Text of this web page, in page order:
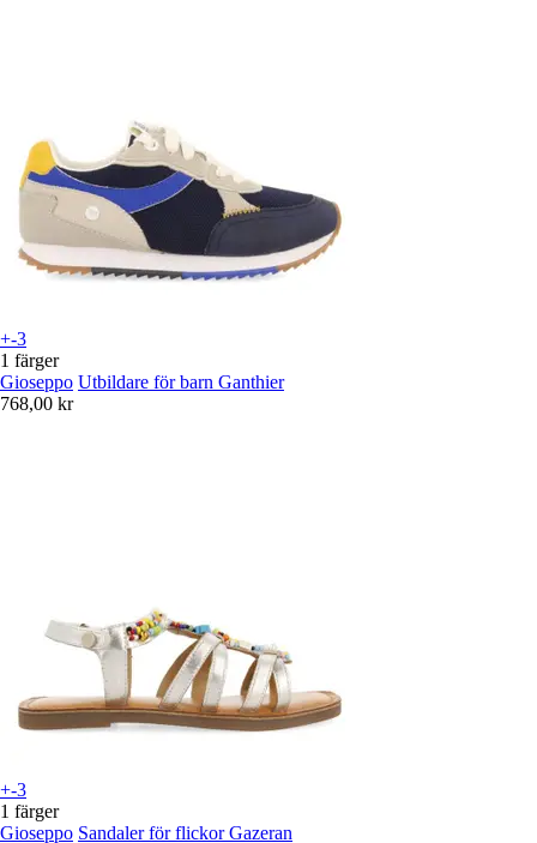
+-3
1 färger
Gioseppo Utbildare för barn Ganthier
768,00 kr
+-3
1 färger
Gioseppo Sandaler för flickor Gazeran